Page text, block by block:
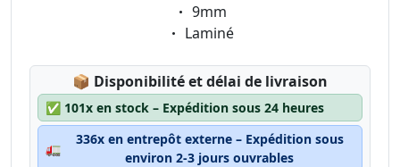
Eigenschaft:
9mm
Eigenschaft:
Laminé
📦 Lagerstatus:
Disponibilité et délai de livraison
✅ 101x en stock – Expédition sous 24 heures
🚛
336x en entrepôt externe – Expédition sous
environ 2-3 jours ouvrables